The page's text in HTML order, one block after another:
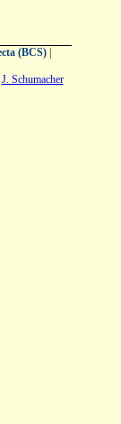
(BCS)|
J. Schumacher